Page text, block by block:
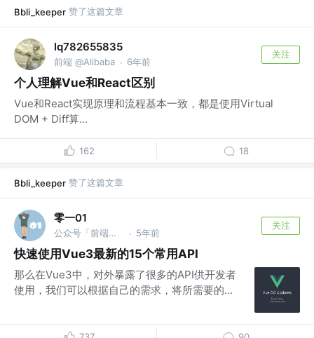
Bbli_keeper 赞了这篇文章
lq782655835
前端 @Alibaba · 6年前
关注
个人理解Vue和React区别
Vue和React实现原理和流程基本一致，都是使用Virtual
DOM + Diff算...
162 18
Bbli_keeper 赞了这篇文章
零一01
公众号「前端印象」 @字节跳动 · 5年前
关注
快速使用Vue3最新的15个常用API
那么在Vue3中，对外暴露了很多的API供开发者
使用，我们可以根据自己的需求，将所需要的...